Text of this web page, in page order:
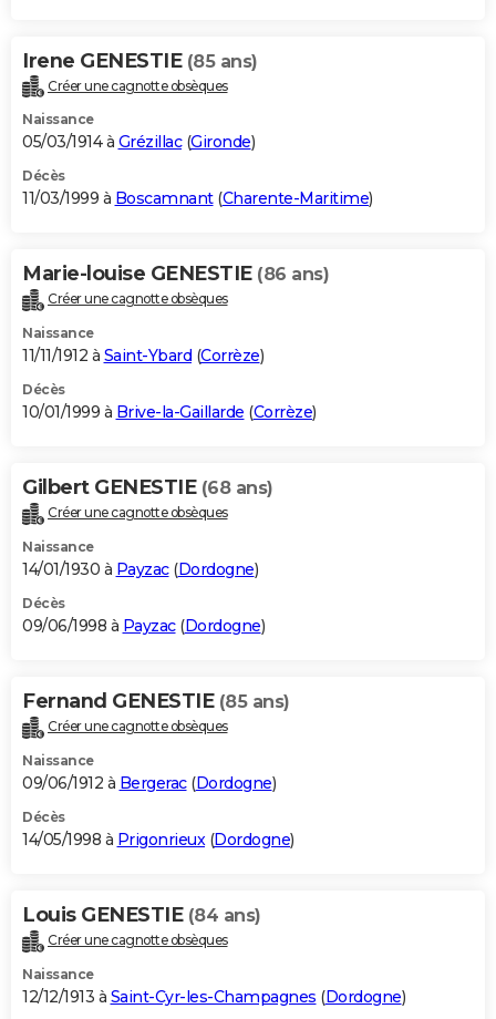
Irene GENESTIE (85 ans)
Créer une cagnotte obsèques
Naissance
05/03/1914 à Grézillac(Gironde)
Décès
11/03/1999 à Boscamnant(Charente-Maritime)
Marie-louise GENESTIE (86 ans)
Créer une cagnotte obsèques
Naissance
11/11/1912 à Saint-Ybard (Corrèze)
Décès
10/01/1999 à Brive-la-Gaillarde (Corrèze)
Gilbert GENESTIE (68 ans)
Créer une cagnotte obsèques
Naissance
14/01/1930 à Payzac(Dordogne)
Décès
09/06/1998 à Payzac(Dordogne)
Fernand GENESTIE (85 ans)
Créer une cagnotte obsèques
Naissance
09/06/1912 à Bergerac(Dordogne)
Décès
14/05/1998 à Prigonrieux(Dordogne)
Louis GENESTIE (84 ans)
Créer une cagnotte obsèques
Naissance
12/12/1913 à Saint-Cyr-les-Champagnes (Dordogne)